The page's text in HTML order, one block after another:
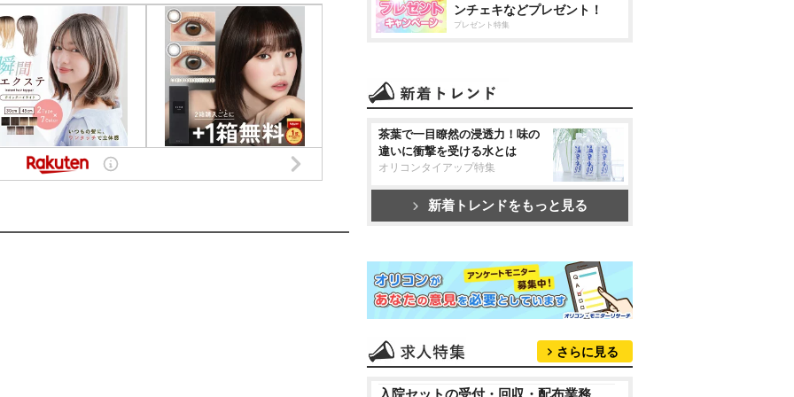
ンチェキなどプレゼント！
プレゼント特集
茶葉で一目瞭然の浸透力！味の
違いに衝撃を受ける水とは
オリコンタイアップ特集
新着トレンドをもっと見る
さらに見る
入院セットの受付・回収・配布業務